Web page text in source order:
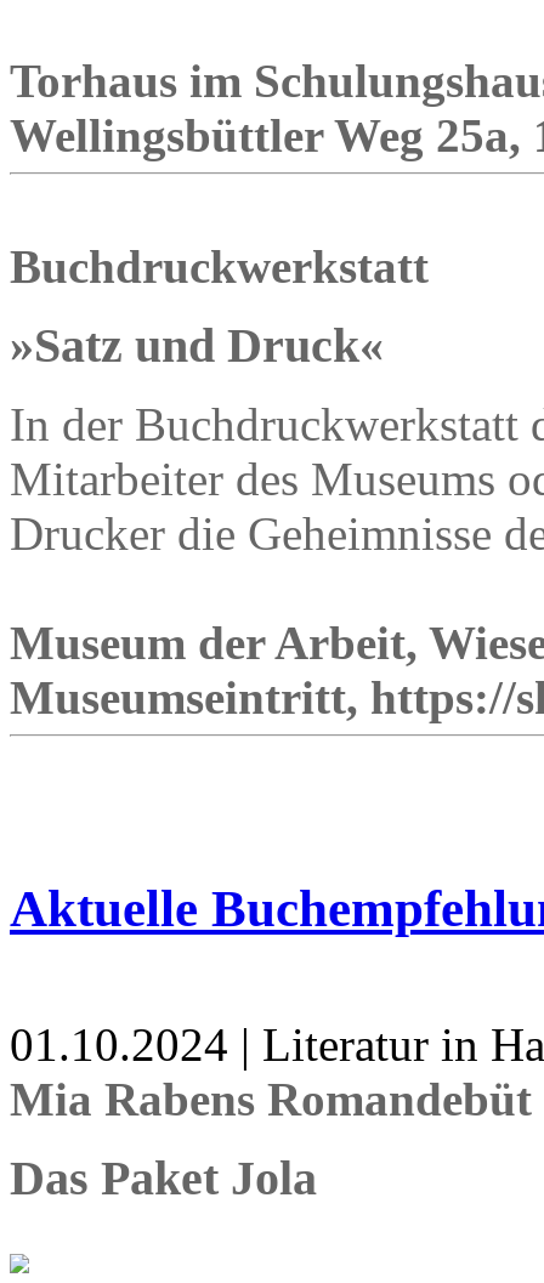
Torhaus im
Wellingsbüttler Weg 25a,
Buchdruckwerkstatt
»Satz und Druck«
In der Buchdruckwerkstatt
Mitarbeiter des Museums
Drucker die Geheimnisse
Museum der Arbeit,
Museumseintritt, https://
Aktuelle
01.10.2024 | Literatur in
Mia Rabens
Das Paket Jola